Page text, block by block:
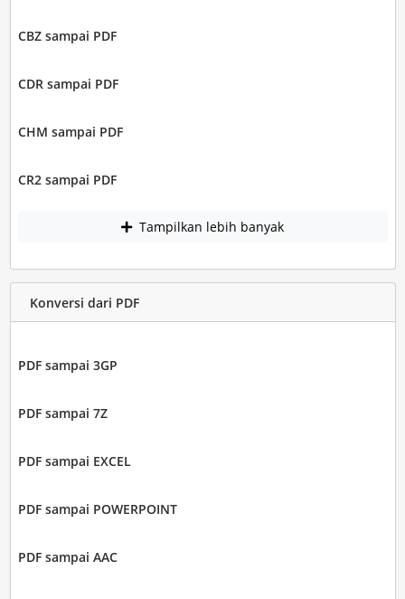
CBZ sampai PDF
CDR sampai PDF
CHM sampai PDF
CR2 sampai PDF
Tampilkan lebih banyak
Konversi dari PDF
PDF sampai 3GP
PDF sampai 7Z
PDF sampai EXCEL
PDF sampai POWERPOINT
PDF sampai AAC